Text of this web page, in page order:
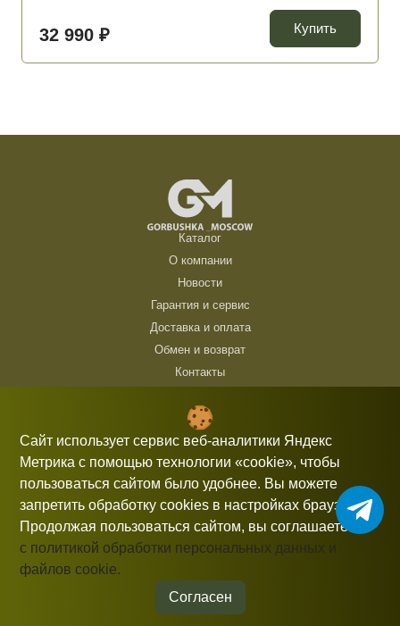
32 990 ₽ Купить
Каталог
О компании
Новости
Гарантия и сервис
Доставка и оплата
Обмен и возврат
Контакты
10:00 — 21:00 без выходных
gorbushka-moscow@yandex.ru
Информация, представленная на сайте, не является публичной
офертой.
© 2026 gorbushka-moscow
Сайт использует сервис веб-аналитики Яндекс
Метрика с помощью технологии «cookie», чтобы
пользоваться сайтом было удобнее. Вы можете
запретить обработку cookies в настройках браузера.
Продолжая пользоваться сайтом, вы соглашаетесь
с политикой обработки персональных данных и
файлов cookie.
Согласен